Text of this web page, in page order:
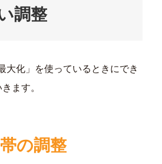
調整
大化」を使っているときにでき
ます。
帯の調整